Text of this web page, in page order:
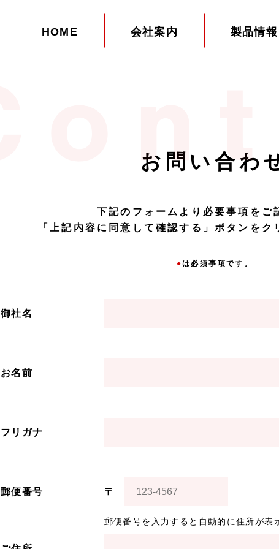
HOME 会社案内 製品情報
お問い合わ
下記のフォームより必要事項をご
「上記内容に同意して確認する」ボタンをク
●は必須事項です。
御社名
お名前
フリガナ
郵便番号 〒
郵便番号を入力すると自動的に住所が表